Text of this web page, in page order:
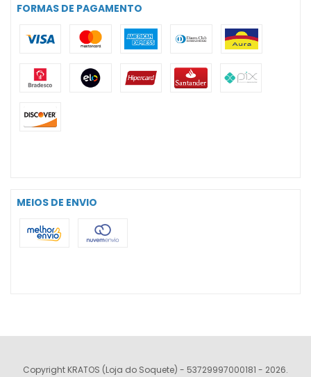
FORMAS DE PAGAMENTO
MEIOS DE ENVIO
Copyright KRATOS (Loja do Soquete) - 53729997000181 - 2026.